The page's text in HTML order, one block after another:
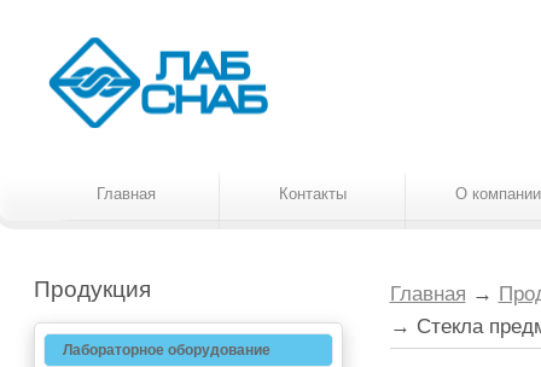
Главная Контакты О компании
Главная →
→ Стекла
Продукция
Лабораторное оборудование